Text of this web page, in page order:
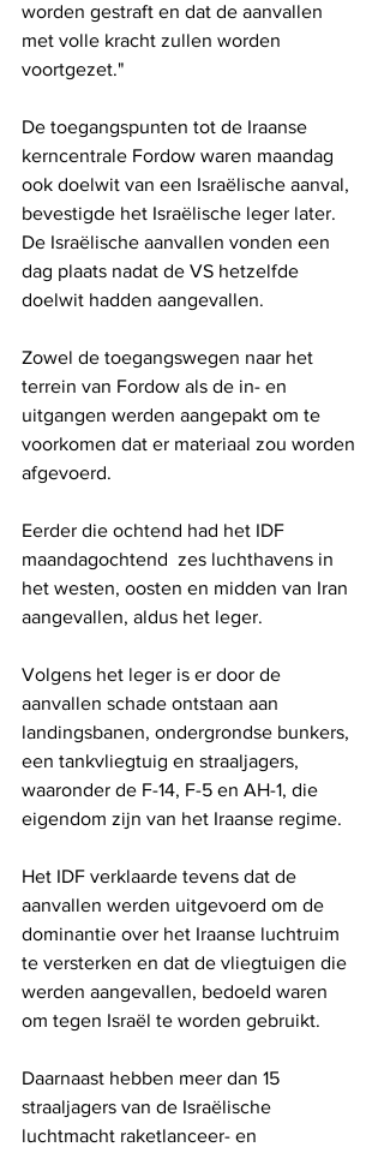
worden gestraft en dat de aanvallen
met volle kracht zullen worden
voortgezet."
De toegangspunten tot de Iraanse
kerncentrale Fordow waren maandag
ook doelwit van een Israëlische aanval,
bevestigde het Israëlische leger later.
De Israëlische aanvallen vonden een
dag plaats nadat de VS hetzelfde
doelwit hadden aangevallen.
Zowel de toegangswegen naar het
terrein van Fordow als de in- en
uitgangen werden aangepakt om te
voorkomen dat er materiaal zou worden
afgevoerd.
Eerder die ochtend had het IDF
maandagochtend  zes luchthavens in
het westen, oosten en midden van Iran
aangevallen, aldus het leger.
Volgens het leger is er door de
aanvallen schade ontstaan ​​aan
landingsbanen, ondergrondse bunkers,
een tankvliegtuig en straaljagers,
waaronder de F-14, F-5 en AH-1, die
eigendom zijn van het Iraanse regime.
Het IDF verklaarde tevens dat de
aanvallen werden uitgevoerd om de
dominantie over het Iraanse luchtruim
te versterken en dat de vliegtuigen die
werden aangevallen, bedoeld waren
om tegen Israël te worden gebruikt.
Daarnaast hebben meer dan 15
straaljagers van de Israëlische
luchtmacht raketlanceer- en